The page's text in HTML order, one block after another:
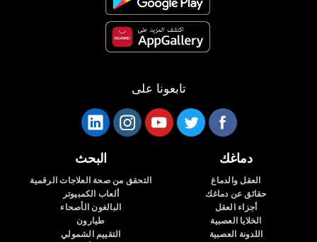
تابعونا على
دماغك
العقل والدماغ
حقائق عن دماغك
أجزاء العقل
الخلايا العصبية
اللدونة العصبية
البحث
التحقق من صحة العلاجات الرقمية
ألعاب الكمبيوتر
البالغون الأصحاء
طيارون
التقييم الشمولي